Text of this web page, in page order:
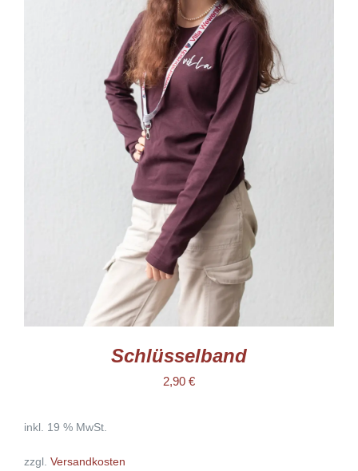
IN DEN WARENKORB DETAILS
Schlüsselband
2,90 €
inkl. 19 % MwSt.
zzgl. Versandkosten